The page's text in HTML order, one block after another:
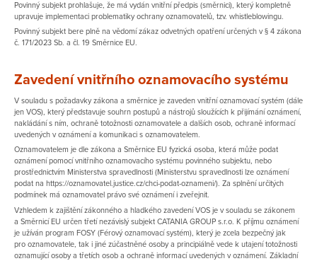
Povinný subjekt prohlašuje, že má vydán vnitřní předpis (směrnici), který kompletně
upravuje implementaci problematiky ochrany oznamovatelů, tzv. whistleblowingu.
Povinný subjekt bere plně na vědomí zákaz odvetných opatření určených v § 4 zákona
č. 171/2023 Sb. a čl. 19 Směrnice EU.
Zavedení vnitřního oznamovacího systému
V souladu s požadavky zákona a směrnice je zaveden vnitřní oznamovací systém (dále
jen VOS), který představuje souhrn postupů a nástrojů sloužících k přijímání oznámení,
nakládání s ním, ochraně totožnosti oznamovatele a dalších osob, ochraně informací
uvedených v oznámení a komunikaci s oznamovatelem.
Oznamovatelem je dle zákona a Směrnice EU fyzická osoba, která může podat
oznámení pomocí vnitřního oznamovacího systému povinného subjektu, nebo
prostřednictvím Ministerstva spravedlnosti (Ministerstvu spravedlnosti lze oznámení
podat na https://oznamovatel.justice.cz/chci-podat-oznameni/). Za splnění určitých
podmínek má oznamovatel právo své oznámení i zveřejnit.
Vzhledem k zajištění zákonného a hladkého zavedení VOS je v souladu se zákonem
a Směrnicí EU určen třetí nezávislý subjekt CATANIA GROUP s.r.o. K příjmu oznámení
je užíván program FOSY (Férový oznamovací systém), který je zcela bezpečný jak
pro oznamovatele, tak i jiné zúčastněné osoby a principiálně vede k utajení totožnosti
oznamující osoby a třetích osob a ochraně informací uvedených v oznámení. Základní